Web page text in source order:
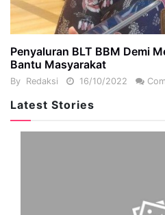
Penyaluran BLT BBM Demi
Bantu Masyarakat
By Redaksi 16/10/2022
Latest Stories